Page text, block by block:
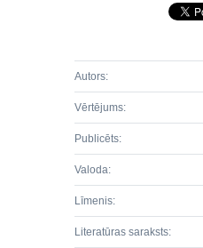
Autors:
Vērtējums:
Publicēts:
Valoda:
Līmenis:
Literatūras saraksts: